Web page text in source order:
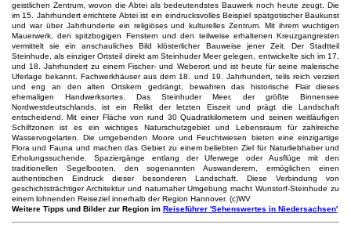
geistlichen Zentrum, wovon die Abtei als bedeutendstes Bauwerk noch heute zeugt. Die
im 15. Jahrhundert errichtete Abtei ist ein eindrucksvolles Beispiel spätgotischer Baukunst
und war über Jahrhunderte ein religiöses und kulturelles Zentrum. Mit ihrem wuchtigen
Mauerwerk, den spitzbogigen Fenstern und den teilweise erhaltenen Kreuzgangresten
vermittelt sie ein anschauliches Bild klösterlicher Bauweise jener Zeit. Der Stadtteil
Steinhude, als einziger Ortsteil direkt am Steinhuder Meer gelegen, entwickelte sich im 17.
und 18. Jahrhundert zu einem Fischer- und Weberort und ist heute für seine malerische
Uferlage bekannt. Fachwerkhäuser aus dem 18. und 19. Jahrhundert, teils reich verziert
und eng an den alten Ortskern gedrängt, bewahren das historische Flair dieses
ehemaligen Handwerksortes. Das Steinhuder Meer, der größte Binnensee
Nordwestdeutschlands, ist ein Relikt der letzten Eiszeit und prägt die Landschaft
entscheidend. Mit einer Fläche von rund 30 Quadratkilometern und seinen weitläufigen
Schilfzonen ist es ein wichtiges Naturschutzgebiet und Lebensraum für zahlreiche
Wasservogelarten. Die umgebenden Moore und Feuchtwiesen bieten eine einzigartige
Flora und Fauna und machen das Gebiet zu einem beliebten Ziel für Naturliebhaber und
Erholungssuchende. Spaziergänge entlang der Uferwege oder Ausflüge mit den
traditionellen Segelbooten, den sogenannten Auswanderern, ermöglichen einen
authentischen Eindruck dieser besonderen Landschaft. Diese Verbindung von
geschichtsträchtiger Architektur und naturnaher Umgebung macht Wunstorf-Steinhude zu
einem lohnenden Reiseziel innerhalb der Region Hannover. (c)WV
Weitere Tipps und Bilder zur Region im Reiseführer 'Sehenswertes in Niedersachsen'